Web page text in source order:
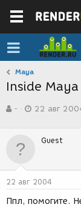
Maya
Inside Maya
в
р
м
-
а
д
н
22 авг
Guest
22 авг 2004
Ппл, помогите.